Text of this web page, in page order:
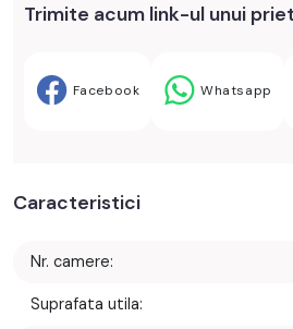
Trimite acum link-ul unui
Facebook Whatsapp
Caracteristici
Nr. camere:
Suprafata utila: